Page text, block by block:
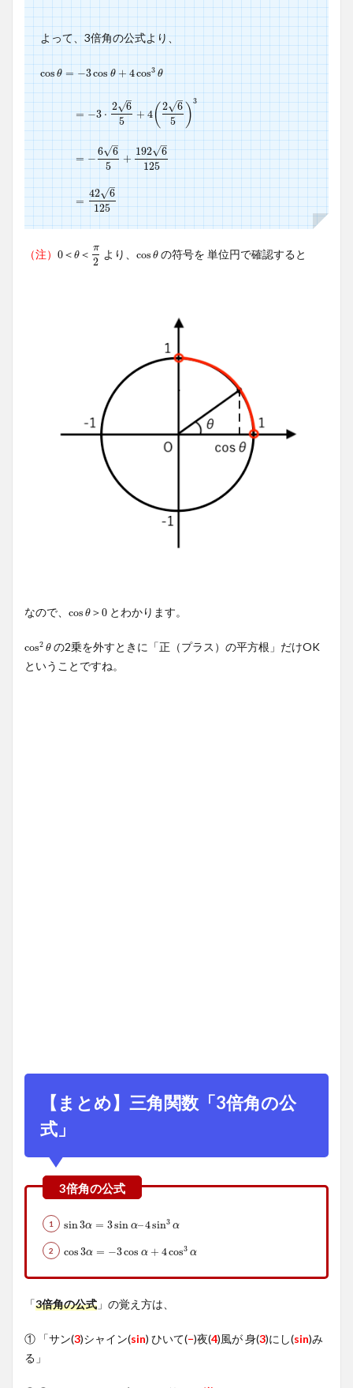
よって、3倍角の公式より、
cosθ = −3cosθ +4cos3 θ
cosθ=−3cosθ+4cos3θ
= −3⋅
2 6
–
√
5
+4(2 6
–
√
5
)
3
=−3⋅265+4(265)3
= −
6 6
–
√
5
+
192 6
–
√
125
=−665+1926125
=
42 6
–
√
125
=426125
（注） 0 ＜ θ ＜
π
2
0＜θ＜ π 2より、cos θ
cosθの符号を 単位円で確認すると
なので、 cos θ ＞0
cosθ＞0 とわかります。
cos2 θ
cos2θの2乗を外すときに「正（プラス）の平方根」だけOK
ということですね。
【まとめ】三角関数「3倍角の公
式」
sin3α = 3sin α–4sin3 α
sin3α=3 sinα–4sin3α
cos3α = −3cos α + 4cos3 α
cos3α =− 3cosα+4 cos3α
「3倍角の公式 」の覚え方は、
① 「サン(3)シャイン(sin) ひいて(−)夜(4)風が 身(3)にし(sin)み
る」